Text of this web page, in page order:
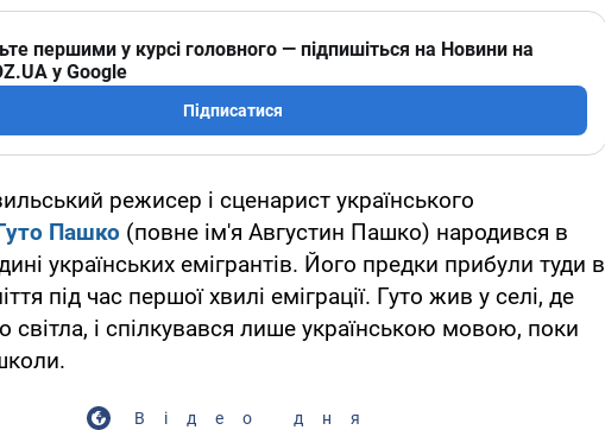
першими у курсі головного — підпишіться на Новини на
у Google
Підписатися
режисер і сценарист українського
Пашко (повне ім'я Августин Пашко) народився в
українських емігрантів. Його предки прибули туди в
під час першої хвилі еміграції. Гуто жив у селі, де
світла, і спілкувався лише українською мовою, поки
Відео дня